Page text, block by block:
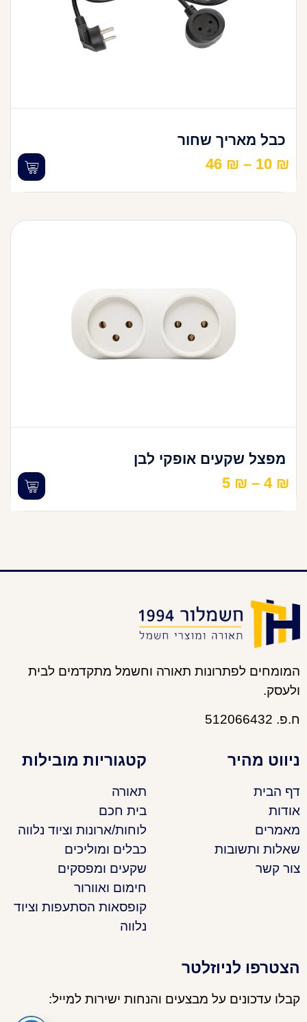
כבל מאריך שחור
10 ₪
–
46 ₪
מפצל שקעים אופקי לבן
4 ₪
–
5 ₪
המומחים לפתרונות תאורה וחשמל מתקדמים לבית
ולעסק.
ח.פ. 512066432
ניווט מהיר
דף הבית
אודות
מאמרים
שאלות ותשובות
צור קשר
קטגוריות מובילות
תאורה
בית חכם
לוחות/ארונות וציוד נלווה
כבלים ומוליכים
שקעים ומפסקים
חימום ואוורור
קופסאות הסתעפות וציוד
נלווה
הצטרפו לניוזלטר
קבלו עדכונים על מבצעים והנחות ישירות למייל: